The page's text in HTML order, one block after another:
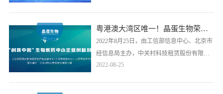
粤港澳大湾区唯一！晶蛋生物荣获第七届“创客中国”生物医药行业全国总决赛三等奖
2022年8月25日，由工信部信息中心、北京市
经信息局主办，中关村科技租赁股份有限公
司承办的全国第七届创客中国生物医药专题
2022-08-25